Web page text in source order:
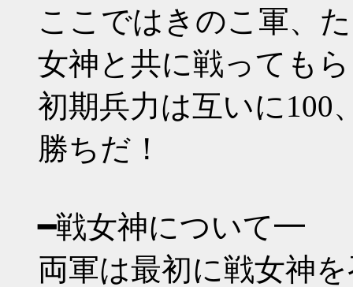
ここではきのこ軍、
女神と共に戦っても
初期兵力は互いに100
勝ちだ！
━戦女神について━
両軍は最初に戦女神